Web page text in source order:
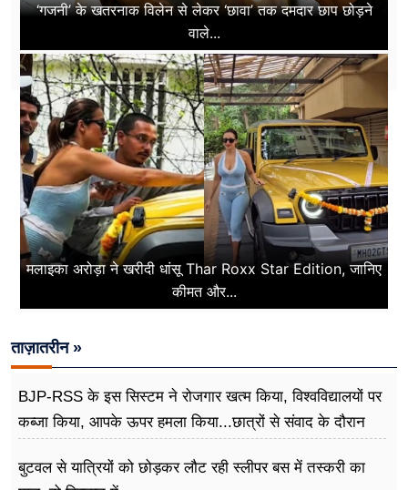
‘गजनी’ के खतरनाक विलेन से लेकर ‘छावा’ तक दमदार छाप छोड़ने
वाले...
मलाइका अरोड़ा ने खरीदी धांसू Thar Roxx Star Edition, जानिए
कीमत और...
ताज़ातरीन »
BJP-RSS के इस सिस्टम ने रोजगार खत्म किया, विश्वविद्यालयों पर
कब्जा किया, आपके ऊपर हमला किया...छात्रों से संवाद के दौरान
बुटवल से यात्रियों को छोड़कर लौट रही स्लीपर बस में तस्करी का